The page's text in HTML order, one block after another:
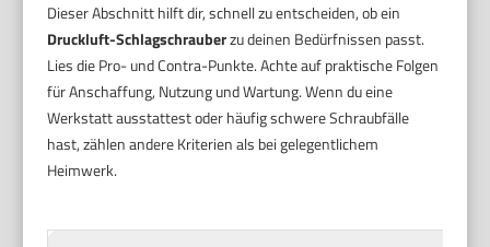
Dieser Abschnitt hilft dir, schnell zu entscheiden, ob ein
Druckluft-Schlagschrauberzu deinen Bedürfnissen passt.
Lies die Pro- und Contra-Punkte. Achte auf praktische Folgen
für Anschaffung, Nutzung und Wartung. Wenn du eine
Werkstatt ausstattest oder häufig schwere Schraubfälle
hast, zählen andere Kriterien als bei gelegentlichem
Heimwerk.